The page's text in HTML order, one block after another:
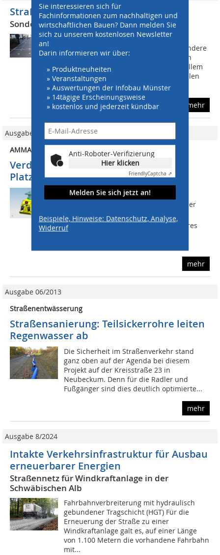
Sie interessieren sich für
Fachinformationen zum nachhaltigen und
wirtschaftlichen Bauen? Dann melden Sie
sich zu unserem kostenlosen Newsletter
an!
Darin informieren wir über:
» Produktneuheiten
» Veranstaltungen
» Auswertungen der Infobau Münster
» 14tägige Erscheinungsweise
» kostenlos und jederzeit kündbar
Anti-Roboter-Verifizierung
Hier klicken
FriendlyCaptcha ⇗
Melden Sie sich jetzt an!
Beispiele, Hinweise: Datenschutz, Analyse,
Widerruf
Straßensanierung in kürzester Zeit
Sonderbauweise Ecoprec in Siegen
Bei der Sanierung von Straßen im
innerstädtischen Bereich gelten besondere
Anforderungen: Neben dem optischen
Ergebnis, dass der Straßenraum vor allem
nach der Sanierung attraktiv wirkt, sollen
die...
mehr
Ausgabe 08/2015
AMMAN VERDICHTUNG
Verdichtung unter schwierigen
Platzverhältnissen
Anbauverdichter haben je nach
Einsatzgebiet  große Vorteile gegenüber
anderen Verdichtern wie etwa
Rüttelplatten, denn sie sind wegen ihres
mehr
Ausgabe 06/2013
Straßenentwässerung
Straßensanierung: Teilsickerrohre leiten
Regenwasser ab
Die Sicherheit im Straßenverkehr stand
ganz oben auf der Agenda bei diesem
Projekt auf der Kreisstraße 23 in
Neubeckum. Denn für die Radler und
Fußgänger sind dies deutlich optimierte...
mehr
Ausgabe 8/2024
Intakte Verkehrsinfrastruktur für Ausbau
erneuerbarer Energien
Straßennetz für Windkraftanlage in der
Schwäbischen Alb
Fahrbahnverbreiterung mit hydraulisch
gebundener Tragschicht (HGT) Für die
Erneuerung der Straße zu einer
Windkraftanlage galt es, auf einer Länge
von 1.100 Metern die vorhandene Fahrbahn
mit...